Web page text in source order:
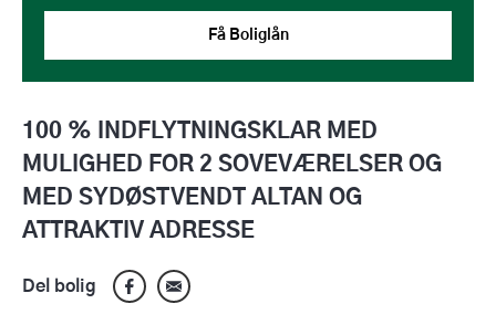
100 % INDFLYTNINGSKLAR MED
MULIGHED FOR 2 SOVEVÆRELSER OG
MED SYDØSTVENDT ALTAN OG
ATTRAKTIV ADRESSE
Del bolig
Få Boliglån